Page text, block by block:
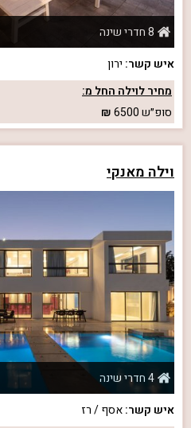
8 חדרי שינה
איש קשר: ירון
מחיר לוילה החל מ:
סופ״ש6500
וילה מאנקי
4 חדרי שינה
איש קשר:אסף / רז